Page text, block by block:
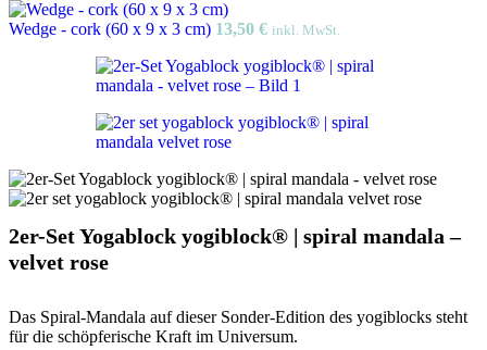
Wedge - cork (60 x 9 x 3 cm) 13,50 € inkl. MwSt.
2er-Set Yogablock yogiblock® | spiral mandala –
velvet rose
Das Spiral-Mandala auf dieser Sonder-Edition des yogiblocks steht
für die schöpferische Kraft im Universum.